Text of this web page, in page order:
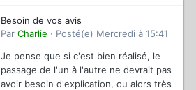
Besoin de vos avis
Par Charlie · Posté(e) Mercredi à 15:41
Je pense que si c'est bien réalisé, le
passage de l'un à l'autre ne devrait pas
avoir besoin d'explication, ou alors très